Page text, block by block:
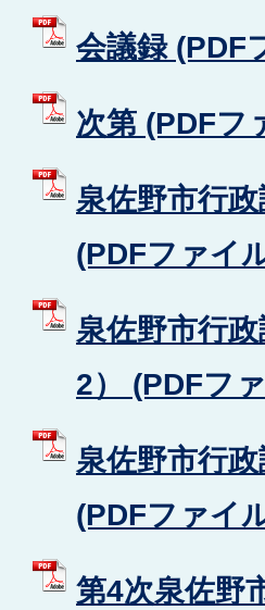
会議録 (PDF
次第 (PDFフ
泉佐野市行
(PDFファイ
泉佐野市行
2） (PDFフ
泉佐野市行
(PDFファイ
第4次泉佐野